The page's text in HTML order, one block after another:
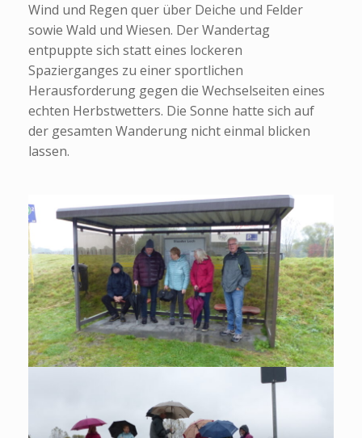
Wind und Regen quer über Deiche und Felder
sowie Wald und Wiesen. Der Wandertag
entpuppte sich statt eines lockeren
Spazierganges zu einer sportlichen
Herausforderung gegen die Wechselseiten eines
echten Herbstwetters. Die Sonne hatte sich auf
der gesamten Wanderung nicht einmal blicken
lassen.